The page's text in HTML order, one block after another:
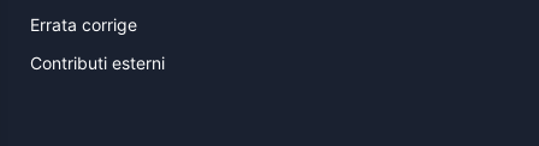
Errata corrige
Contributi esterni